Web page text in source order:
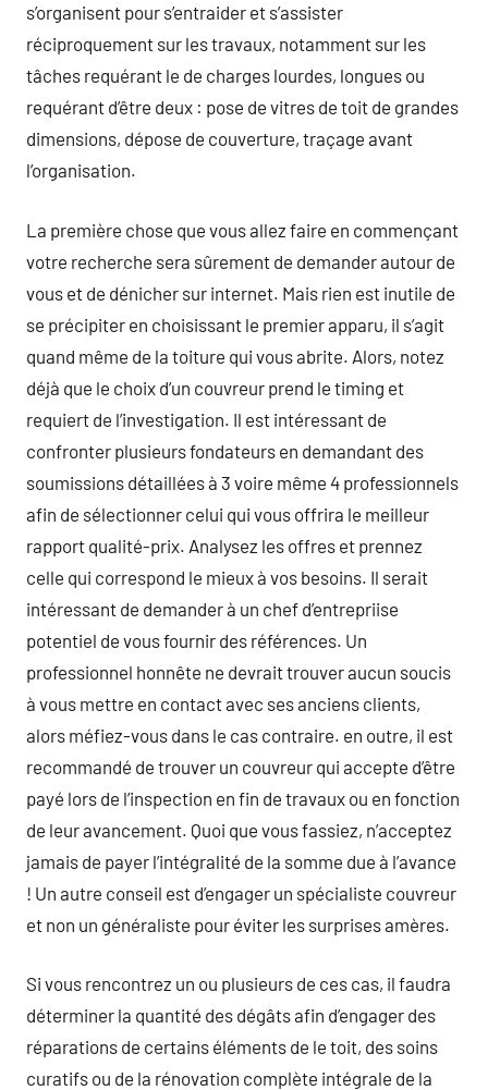
s’organisent pour s’entraider et s’assister
réciproquement sur les travaux, notamment sur les
tâches requérant le de charges lourdes, longues ou
requérant d’être deux : pose de vitres de toit de grandes
dimensions, dépose de couverture, traçage avant
l’organisation.
La première chose que vous allez faire en commençant
votre recherche sera sûrement de demander autour de
vous et de dénicher sur internet. Mais rien est inutile de
se précipiter en choisissant le premier apparu, il s’agit
quand même de la toiture qui vous abrite. Alors, notez
déjà que le choix d’un couvreur prend le timing et
requiert de l’investigation. Il est intéressant de
confronter plusieurs fondateurs en demandant des
soumissions détaillées à 3 voire même 4 professionnels
afin de sélectionner celui qui vous offrira le meilleur
rapport qualité-prix. Analysez les offres et prennez
celle qui correspond le mieux à vos besoins. Il serait
intéressant de demander à un chef d’entrepriise
potentiel de vous fournir des références. Un
professionnel honnête ne devrait trouver aucun soucis
à vous mettre en contact avec ses anciens clients,
alors méfiez-vous dans le cas contraire. en outre, il est
recommandé de trouver un couvreur qui accepte d’être
payé lors de l’inspection en fin de travaux ou en fonction
de leur avancement. Quoi que vous fassiez, n’acceptez
jamais de payer l’intégralité de la somme due à l’avance
! Un autre conseil est d’engager un spécialiste couvreur
et non un généraliste pour éviter les surprises amères.
Si vous rencontrez un ou plusieurs de ces cas, il faudra
déterminer la quantité des dégâts afin d’engager des
réparations de certains éléments de le toit, des soins
curatifs ou de la rénovation complète intégrale de la